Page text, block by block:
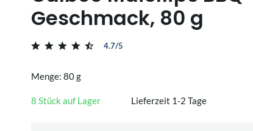
Geschmack, 80 g
4.7/5
Menge: 80 g
8 Stück auf Lager Lieferzeit 1-2 Tage